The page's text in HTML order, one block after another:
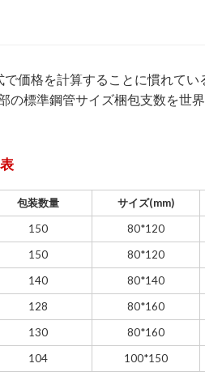
価格を計算することに慣れて
標準鋼管サイズ梱包支数を世
包装数量 サイズ(mm)
150 80*120
150 80*120
140 80*140
128 80*160
130 80*160
104 100*150